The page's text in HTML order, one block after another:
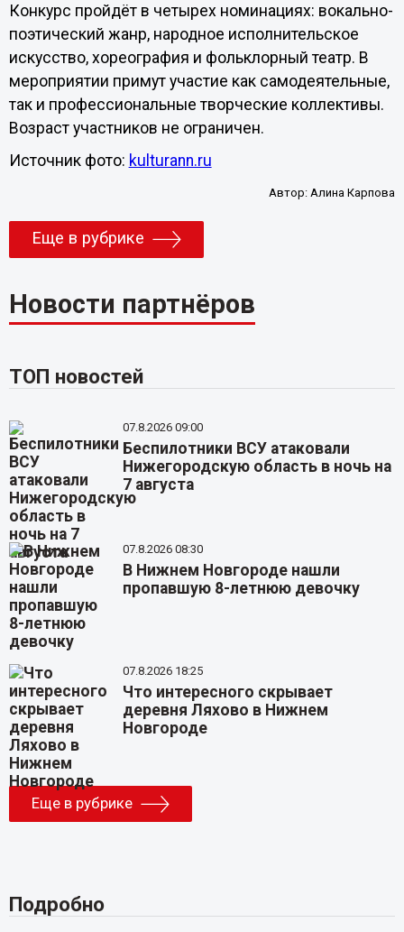
Конкурс пройдёт в четырех номинациях: вокально-
поэтический жанр, народное исполнительское
искусство, хореография и фольклорный театр. В
мероприятии примут участие как самодеятельные,
так и профессиональные творческие коллективы.
Возраст участников не ограничен.
Источник фото: kulturann.ru
Автор:Алина Карпова
Еще в рубрике
Новости партнёров
ТОП новостей
07.8.2026 09:00
Беспилотники ВСУ атаковали
Нижегородскую область в ночь на
7 августа
07.8.2026 08:30
В Нижнем Новгороде нашли
пропавшую 8-летнюю девочку
07.8.2026 18:25
Что интересного скрывает
деревня Ляхово в Нижнем
Новгороде
Еще в рубрике
Подробно